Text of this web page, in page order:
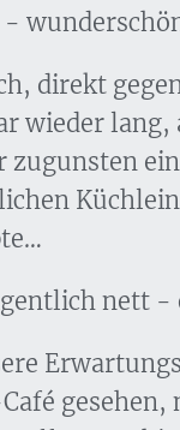
-
direkt
wieder
nett -
gesehen,